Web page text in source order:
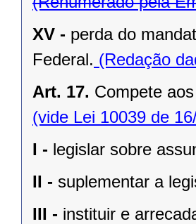
XV - perda do
Federal. (Redação
Art. 17. Compete
(vide Lei 10039 de
I - legislar sobre
II - suplementar a
III - instituir e